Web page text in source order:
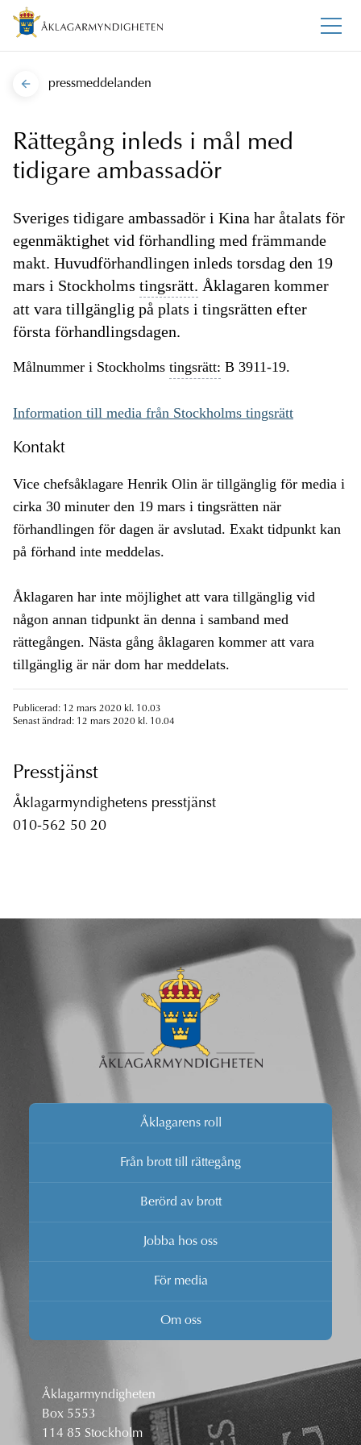
pressmeddelanden
Rättegång inleds i mål med
tidigare ambassadör
Sveriges tidigare ambassadör i Kina har åtalats för
egenmäktighet vid förhandling med främmande
makt. Huvudförhandlingen inleds torsdag den 19
mars i Stockholms tingsrätt. Åklagaren kommer
att vara tillgänglig på plats i tingsrätten efter
första förhandlingsdagen.
Målnummer i Stockholms tingsrätt: B 3911-19.
Information till media från Stockholms tingsrätt
Kontakt
Vice chefsåklagare Henrik Olin är tillgänglig för media i
cirka 30 minuter den 19 mars i tingsrätten när
förhandlingen för dagen är avslutad. Exakt tidpunkt kan
på förhand inte meddelas.
Åklagaren har inte möjlighet att vara tillgänglig vid
någon annan tidpunkt än denna i samband med
rättegången. Nästa gång åklagaren kommer att vara
tillgänglig är när dom har meddelats.
Publicerad: 12 mars 2020 kl. 10.03
Senast ändrad: 12 mars 2020 kl. 10.04
Presstjänst
Åklagarmyndighetens presstjänst
010-562 50 20
Åklagarens roll
Från brott till rättegång
Berörd av brott
Jobba hos oss
För media
Om oss
Åklagarmyndigheten
Box 5553
114 85 Stockholm